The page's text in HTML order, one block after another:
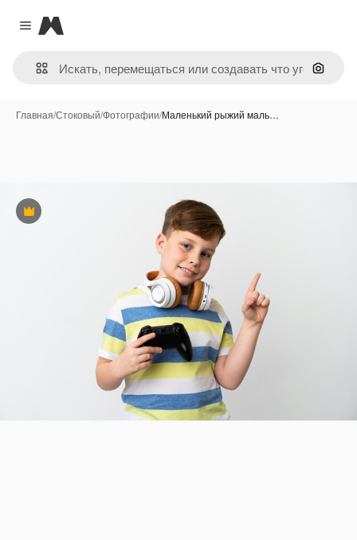
Close menu
Magnific
Поиск
Главная/Стоковый/Фотографии/Маленький рыжий маль…
Премиум